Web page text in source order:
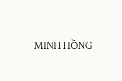
MINH HỒNG